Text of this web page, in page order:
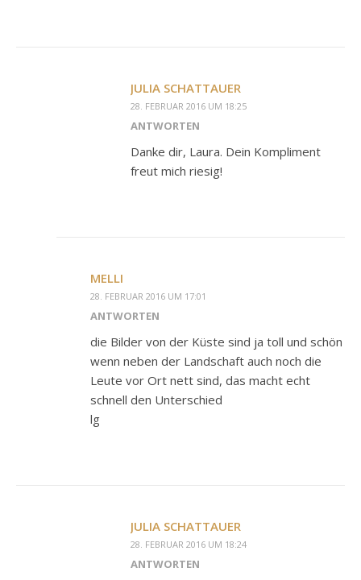
JULIA SCHATTAUER
28. FEBRUAR 2016 UM 18:25
ANTWORTEN
Danke dir, Laura. Dein Kompliment
freut mich riesig!
MELLI
28. FEBRUAR 2016 UM 17:01
ANTWORTEN
die Bilder von der Küste sind ja toll und schön
wenn neben der Landschaft auch noch die
Leute vor Ort nett sind, das macht echt
schnell den Unterschied
lg
JULIA SCHATTAUER
28. FEBRUAR 2016 UM 18:24
ANTWORTEN